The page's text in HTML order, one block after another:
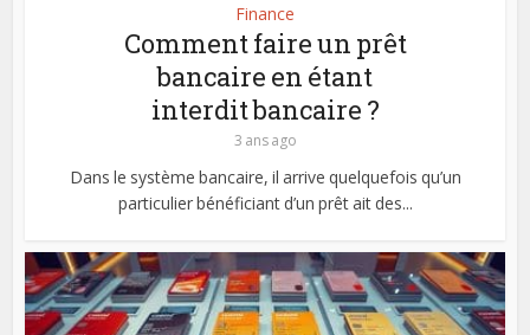
Finance
Comment faire un prêt
bancaire en étant
interdit bancaire ?
3 ans ago
Dans le système bancaire, il arrive quelquefois qu’un
particulier bénéficiant d’un prêt ait des...